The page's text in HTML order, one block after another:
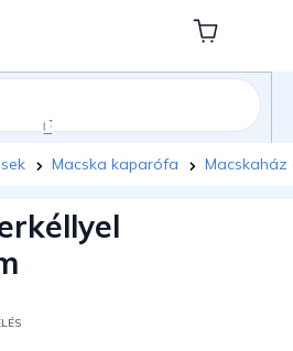
Kosár
Macska kaparófa Macskaház